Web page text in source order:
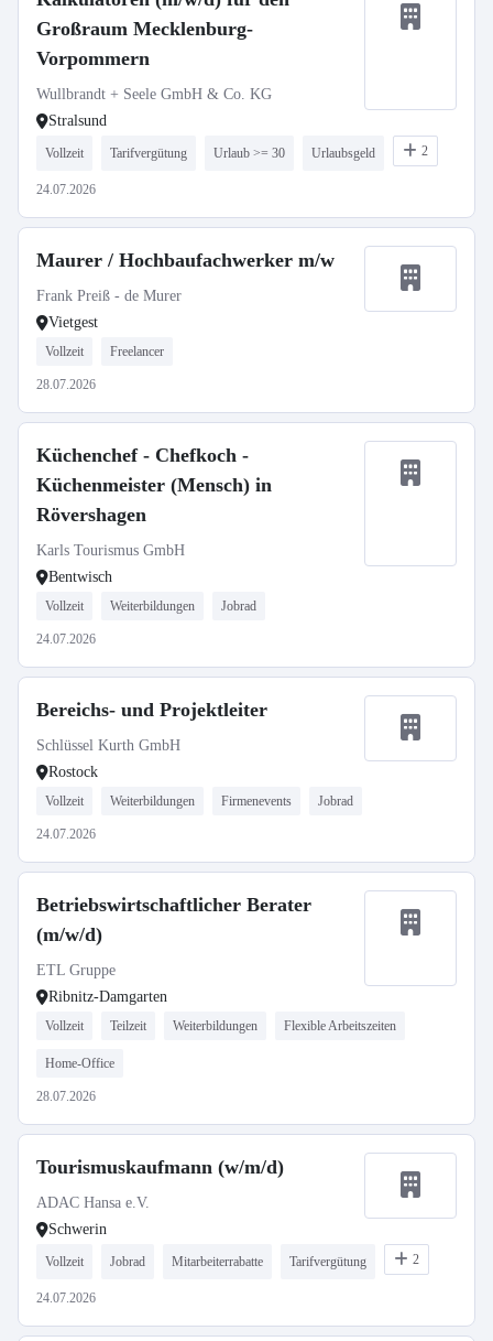
Großraum Mecklenburg-
Vorpommern
Wullbrandt + Seele GmbH & Co. KG
Stralsund
Vollzeit Tarifvergütung Urlaub >= 30 Urlaubsgeld 2
24.07.2026
Maurer / Hochbaufachwerker m/w
Frank Preiß - de Murer
Vietgest
Vollzeit Freelancer
28.07.2026
Küchenchef - Chefkoch -
Küchenmeister (Mensch) in
Rövershagen
Karls Tourismus GmbH
Bentwisch
Vollzeit Weiterbildungen Jobrad
24.07.2026
Bereichs- und Projektleiter
Schlüssel Kurth GmbH
Rostock
Vollzeit Weiterbildungen Firmenevents Jobrad
24.07.2026
Betriebswirtschaftlicher Berater
(m/w/d)
ETL Gruppe
Ribnitz-Damgarten
Vollzeit Teilzeit Weiterbildungen Flexible Arbeitszeiten
Home-Office
28.07.2026
Tourismuskaufmann (w/m/d)
ADAC Hansa e.V.
Schwerin
Vollzeit Jobrad Mitarbeiterrabatte Tarifvergütung 2
24.07.2026